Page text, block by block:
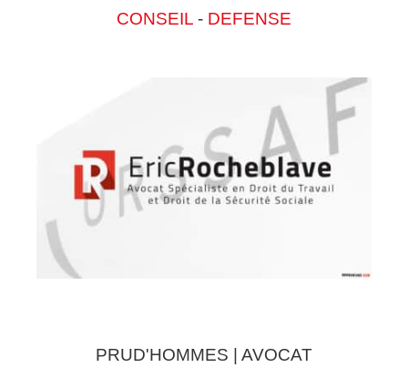
CONSEIL - DEFENSE
PRUD'HOMMES | AVOCAT